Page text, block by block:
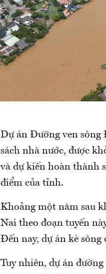
Dự án Đường ven sông
sách nhà nước, được
và dự kiến hoàn thành
điểm của tỉnh.
Khoảng một năm sau
Nai theo đoạn tuyến
Đến nay, dự án kè
Tuy nhiên, dự án